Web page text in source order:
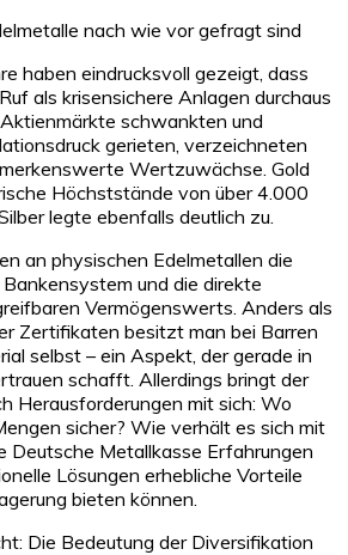
nach wie vor gefragt sind
haben eindrucksvoll gezeigt, dass
als krisensichere Anlagen durchaus
schwankten und
gerieten, verzeichneten
Wertzuwächse. Gold
Höchststände von über 4.000
legte ebenfalls deutlich zu.
an physischen Edelmetallen die
und die direkte
Vermögenswerts. Anders als
Zertifikaten besitzt man bei Barren
selbst – ein Aspekt, der gerade in
schafft. Allerdings bringt der
Herausforderungen mit sich: Wo
sicher? Wie verhält es sich mit
Deutsche Metallkasse Erfahrungen
Lösungen erhebliche Vorteile
bieten können.
Die Bedeutung der Diversifikation